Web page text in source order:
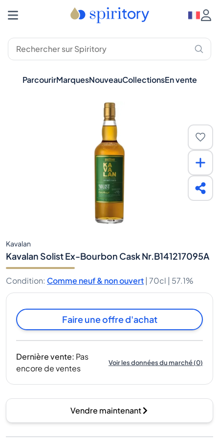
ParcourirMarquesNouveauCollectionsEn vente
Kavalan
Kavalan Solist Ex-Bourbon Cask Nr.B141217095A
Condition: Comme neuf & non ouvert | 70cl | 57.1%
Faire une offre d'achat
Dernière vente: Pas
encore de ventes
Voir les données du marché(0)
Vendre maintenant